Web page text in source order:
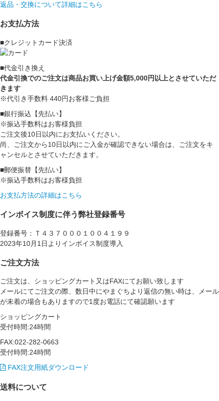
返品・交換について詳細はこちら
お支払方法
■クレジットカード決済
■代金引き換え
代金引換でのご注文は商品お買い上げ金額5,000円以上とさせていただ
きます
※代引き手数料 440円お客様ご負担
■銀行振込【先払い】
※振込手数料はお客様負担
ご注文後10日以内にお支払いください。
尚、ご注文から10日以内にご入金が確認できない場合は、ご注文をキ
ャンセルとさせていただきます。
■郵便振替【先払い】
※振込手数料はお客様負担
お支払方法の詳細はこちら
インボイス制度に伴う弊社登録番号
登録番号：Ｔ４３７０００１００４１９９
2023年10月1日よりインボイス制度導入
ご注文方法
ご注文は、ショッピングカート又はFAXにてお願い致します
メールにてご注文の際、数日中にやまぐちより返信の無い時は、メール
が未着の場合もありますので1度お電話にて確認願います
ショッピングカート
受付時間:24時間
FAX:022-282-0663
受付時間:24時間
FAX注文用紙ダウンロード
送料について